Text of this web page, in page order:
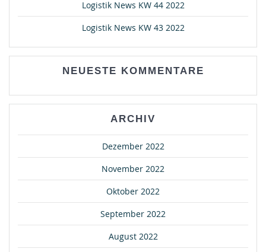
Logistik News KW 44 2022
Logistik News KW 43 2022
NEUESTE KOMMENTARE
ARCHIV
Dezember 2022
November 2022
Oktober 2022
September 2022
August 2022